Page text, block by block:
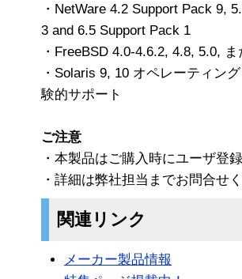
・NetWare 4.2 Support Pack 9,
3 and 6.5 Support Pack 1
・FreeBSD 4.0-4.6.2, 4.8, 5.0,
・Solaris 9, 10 オペレーティン
験的サポート
ご注意
・本製品はご購入時にユーザ登
・詳細は弊社担当までお問合せ
関連リンク
メーカー製品情報